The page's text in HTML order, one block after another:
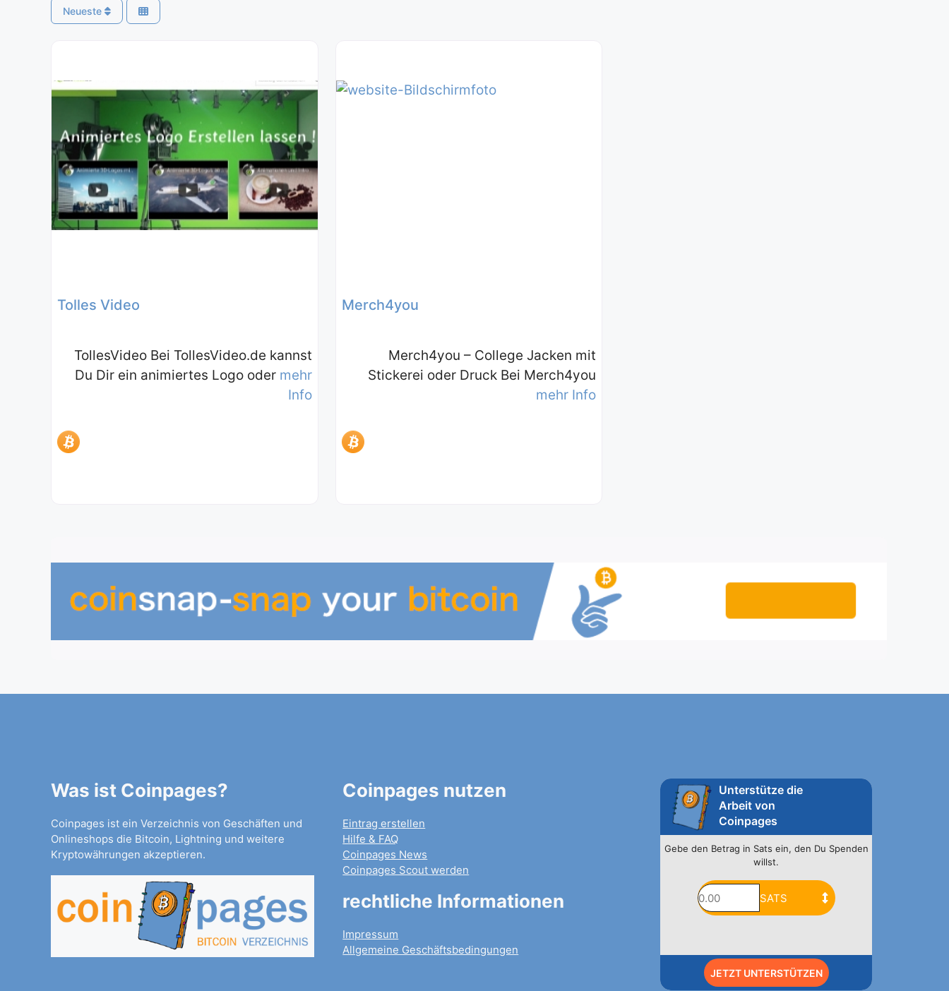
Neueste
Tolles Video
TollesVideo Bei TollesVideo.de kannst
Du Dir ein animiertes Logo oder mehr
Info
Merch4you
Merch4you – College Jacken mit
Stickerei oder Druck Bei Merch4you
mehr Info
Was ist Coinpages?
Coinpages ist ein Verzeichnis von Geschäften und
Onlineshops die Bitcoin, Lightning und weitere
Kryptowährungen akzeptieren.
Coinpages nutzen
Eintrag erstellen
Hilfe & FAQ
Coinpages News
Coinpages Scout werden
rechtliche Informationen
Impressum
Allgemeine Geschäftsbedingungen
Unterstütze die
Arbeit von
Coinpages
Gebe den Betrag in Sats ein, den Du Spenden
willst.
JETZT UNTERSTÜTZEN